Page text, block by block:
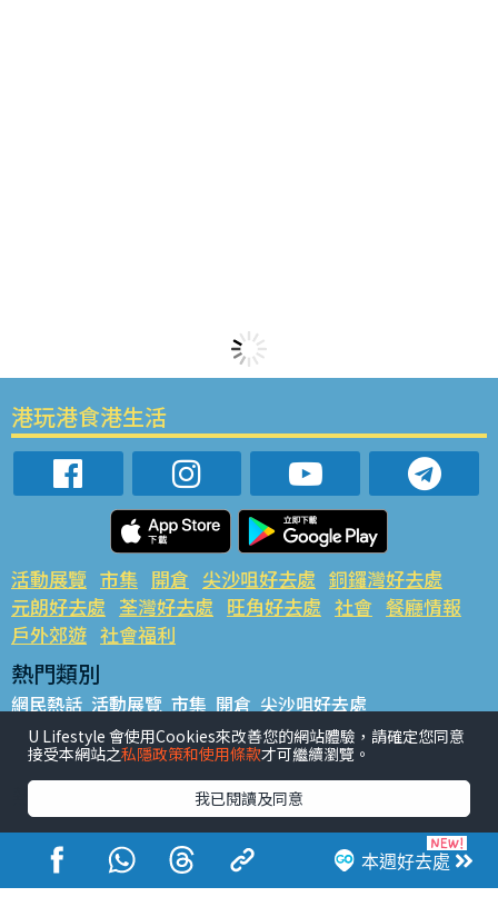
本週好去處
港玩港食港生活
活動展覽 市集 開倉 尖沙咀好去處 銅鑼灣好去處
元朗好去處 荃灣好去處 旺角好去處 社會 餐廳情報
戶外郊遊 社會福利
熱門類別
網民熱話 活動展覽 市集 開倉 尖沙咀好去處
銅鑼灣好去處 元朗好去處 荃灣好去處 旺角好去處 社會
餐廳情報 戶外郊遊
熱門標籤
#UGO搵好去處 #人氣活動推介 #美食社群熱話
#親子玩樂好去處
#ULifestyle應用程式
#限時搶
#UJetso禮物放送
#ULifestyle商戶中心 #著數 #網絡熱話
U Lifestyle 會使用Cookies來改善您的網站體驗，請確定您同意
接受本網站之私隱政策和使用條款才可繼續瀏覽。
我已閱讀及同意